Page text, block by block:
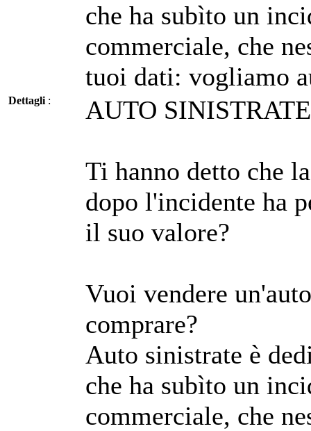
che ha subìto un
commerciale, che
tuoi dati: vogliamo
Dettagli : AUTO SINISTRATE
Ti hanno detto che
dopo l'incidente ha
il suo valore?
Vuoi vendere
comprare?
Auto sinistrate è
che ha subìto un
commerciale, che